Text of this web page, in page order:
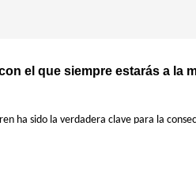
el que siempre estarás a la
ha sido la verdadera clave para la